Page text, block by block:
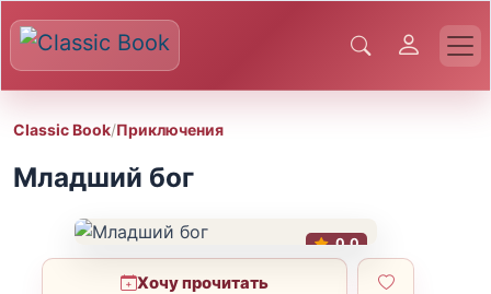
Classic Book/Приключения
Младший бог
0.0
Хочу прочитать